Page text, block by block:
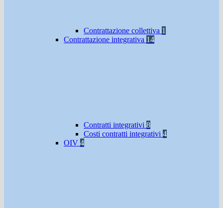
Contrattazione collettiva 1
Contrattazione integrativa 14
Contratti integrativi 8
Costi contratti integrativi 4
OIV 4